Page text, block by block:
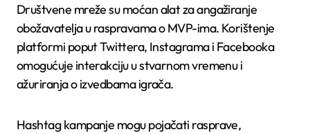
Društvene mreže su moćan alat za angažiranje
obožavatelja u raspravama o MVP-ima. Korištenje
platformi poput Twittera, Instagrama i Facebooka
omogućuje interakciju u stvarnom vremenu i
ažuriranja o izvedbama igrača.
Hashtag kampanje mogu pojačati rasprave,